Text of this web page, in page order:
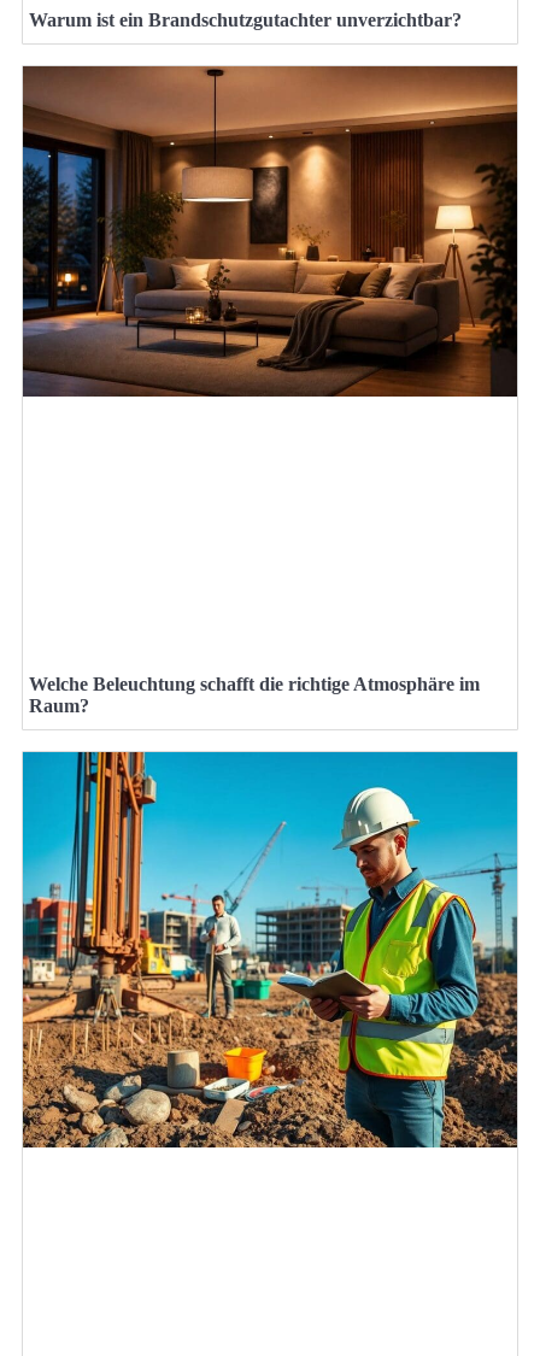
Warum ist ein Brandschutzgutachter unverzichtbar?
Welche Beleuchtung schafft die richtige Atmosphäre im
Raum?